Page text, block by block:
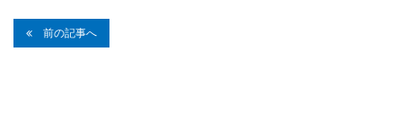
前の記事へ